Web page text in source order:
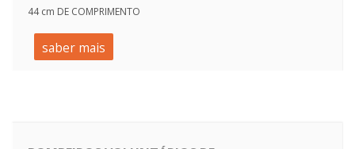
44 cm DE COMPRIMENTO
saber mais